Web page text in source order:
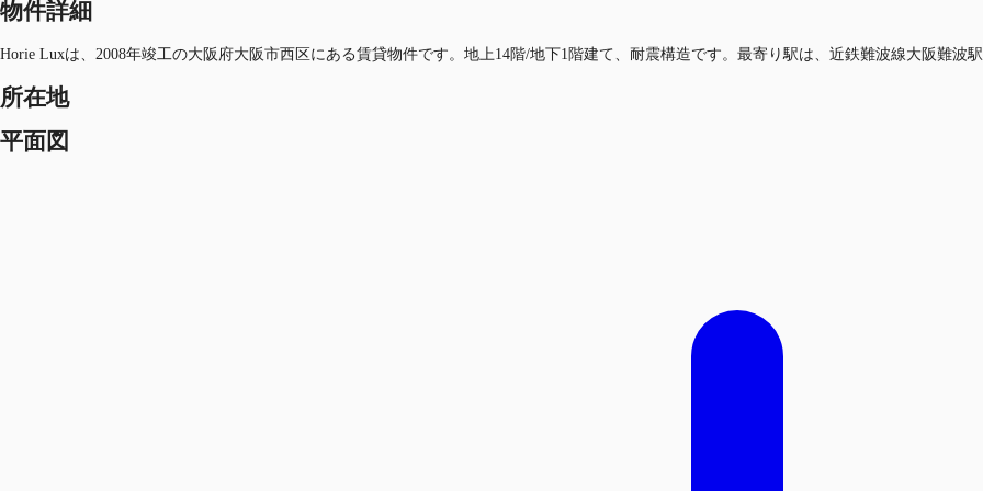
物件詳細
Horie Luxは、2008年竣工の大阪府大阪市西区にある賃貸物件です。地上14階/地下1階建て、耐震構造です。最寄り駅は、近鉄難波線大阪難波駅
所在地
平面図